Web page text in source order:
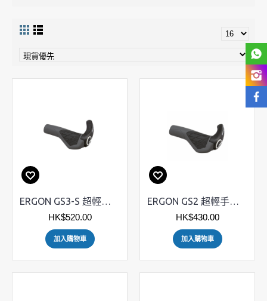
ERGON GS3-S 超輕手筒連複合物料牛角
HK$520.00
加入購物車
ERGON GS2 超輕手筒連複合物料牛角
HK$430.00
加入購物車